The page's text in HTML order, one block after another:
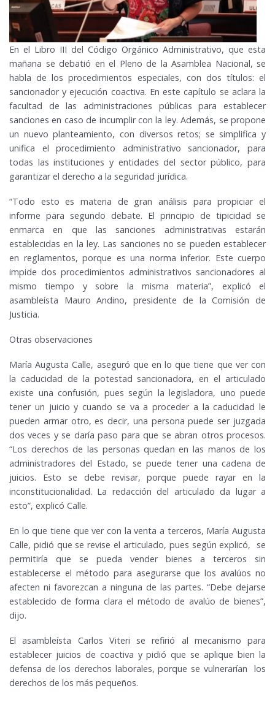
En el Libro III del Código Orgánico Administrativo, que esta
mañana se debatió en el Pleno de la Asamblea Nacional, se
habla de los procedimientos especiales, con dos títulos: el
sancionador y ejecución coactiva. En este capítulo se aclara la
facultad de las administraciones públicas para establecer
sanciones en caso de incumplir con la ley. Además, se propone
un nuevo planteamiento, con diversos retos; se simplifica y
unifica el procedimiento administrativo sancionador, para
todas las instituciones y entidades del sector público, para
garantizar el derecho a la seguridad jurídica.
“Todo esto es materia de gran análisis para propiciar el
informe para segundo debate. El principio de tipicidad se
enmarca en que las sanciones administrativas estarán
establecidas en la ley. Las sanciones no se pueden establecer
en reglamentos, porque es una norma inferior. Este cuerpo
impide dos procedimientos administrativos sancionadores al
mismo tiempo y sobre la misma materia”, explicó el
asambleísta Mauro Andino, presidente de la Comisión de
Justicia.
Otras observaciones
María Augusta Calle, aseguró que en lo que tiene que ver con
la caducidad de la potestad sancionadora, en el articulado
existe una confusión, pues según la legisladora, uno puede
tener un juicio y cuando se va a proceder a la caducidad le
pueden armar otro, es decir, una persona puede ser juzgada
dos veces y se daría paso para que se abran otros procesos.
“Los derechos de las personas quedan en las manos de los
administradores del Estado, se puede tener una cadena de
juicios. Esto se debe revisar, porque puede rayar en la
inconstitucionalidad. La redacción del articulado da lugar a
esto”, explicó Calle.
En lo que tiene que ver con la venta a terceros, María Augusta
Calle, pidió que se revise el articulado, pues según explicó, se
permitiría que se pueda vender bienes a terceros sin
establecerse el método para asegurarse que los avalúos no
afecten ni favorezcan a ninguna de las partes. “Debe dejarse
establecido de forma clara el método de avalúo de bienes”,
dijo.
El asambleísta Carlos Viteri se refirió al mecanismo para
establecer juicios de coactiva y pidió que se aplique bien la
defensa de los derechos laborales, porque se vulnerarían los
derechos de los más pequeños.